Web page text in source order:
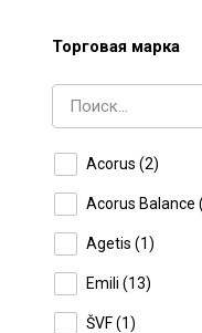
Торговая марка
Acorus (2)
Acorus Balance
Agetis (1)
Emili (13)
ŠVF(1)